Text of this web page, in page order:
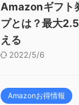
Amazonギフト
プとは？最大
える
2022/5/6
Amazonお得情報